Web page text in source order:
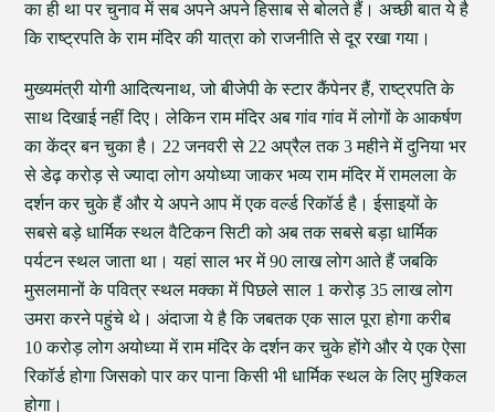
का ही था पर चुनाव में सब अपने अपने हिसाब से बोलते हैं। अच्छी बात ये है
कि राष्ट्रपति के राम मंदिर की यात्रा को राजनीति से दूर रखा गया।
मुख्यमंत्री योगी आदित्यनाथ, जो बीजेपी के स्टार कैंपेनर हैं, राष्ट्रपति के
साथ दिखाई नहीं दिए। लेकिन राम मंदिर अब गांव गांव में लोगों के आकर्षण
का केंद्र बन चुका है। 22 जनवरी से 22 अप्रैल तक 3 महीने में दुनिया भर
से डेढ़ करोड़ से ज्यादा लोग अयोध्या जाकर भव्य राम मंदिर में रामलला के
दर्शन कर चुके हैं और ये अपने आप में एक वर्ल्ड रिकॉर्ड है। ईसाइयों के
सबसे बड़े धार्मिक स्थल वैटिकन सिटी को अब तक सबसे बड़ा धार्मिक
पर्यटन स्थल जाता था। यहां साल भर में 90 लाख लोग आते हैं जबकि
मुसलमानों के पवित्र स्थल मक्का में पिछले साल 1 करोड़ 35 लाख लोग
उमरा करने पहुंचे थे। अंदाजा ये है कि जबतक एक साल पूरा होगा करीब
10 करोड़ लोग अयोध्या में राम मंदिर के दर्शन कर चुके होंगे और ये एक ऐसा
रिकॉर्ड होगा जिसको पार कर पाना किसी भी धार्मिक स्थल के लिए मुश्किल
होगा।